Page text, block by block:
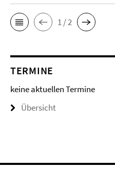
1 / 2
TERMINE
keine aktuellen Termine
Übersicht